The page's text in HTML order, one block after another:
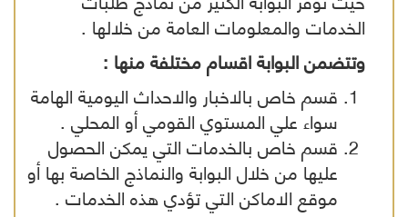
الخدمات والمعلومات العامة من خلالها .
وتتضمن البوابة اقسام مختلفة منها :
قسم خاص بالاخبار والاحداث اليومية الهامة
سواء علي المستوي القومي أو المحلي .
قسم خاص بالخدمات التي يمكن الحصول
عليها من خلال البوابة والنماذج الخاصة بها أو
موقع الاماكن التي تؤدي هذه الخدمات .